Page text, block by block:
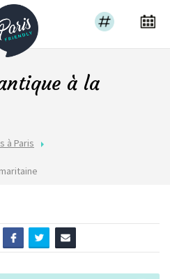
à Paris
à la